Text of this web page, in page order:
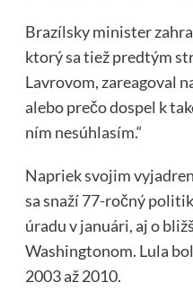
Brazílsky minister
ktorý sa tiež predtým
Lavrovom, zareagoval
alebo prečo dospel k
ním nesúhlasím.“
Napriek svojim
sa snaží 77-ročný
úradu v januári, aj o
Washingtonom. Lula
2003 až 2010.